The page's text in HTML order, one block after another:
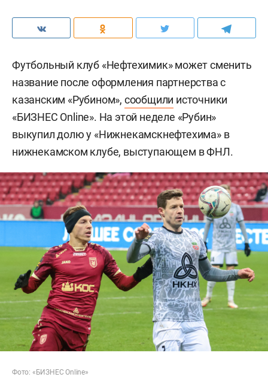
Футбольный клуб «Нефтехимик» может сменить
название после оформления партнерства с
казанским «Рубином», сообщили источники
«БИЗНЕС Online». На этой неделе «Рубин»
выкупил долю у «Нижнекамскнефтехима» в
нижнекамском клубе, выступающем в ФНЛ.
Фото: «БИЗНЕС Online»